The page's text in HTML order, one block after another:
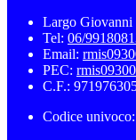
Largo
Tel: 06/
Email:
PEC:
C.F.:
Codice